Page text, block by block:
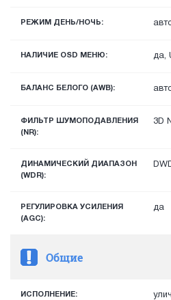
РЕЖИМ ДЕНЬ/НОЧЬ:
НАЛИЧИЕ OSD МЕНЮ: да,
БАЛАНС БЕЛОГО (AWB):
ФИЛЬТР ШУМОПОДАВЛЕНИЯ
(NR):
3D
ДИНАМИЧЕСКИЙ ДИАПАЗОН
(WDR):
РЕГУЛИРОВКА УСИЛЕНИЯ
(AGC):
да
Общие
ИСПОЛНЕНИЕ: